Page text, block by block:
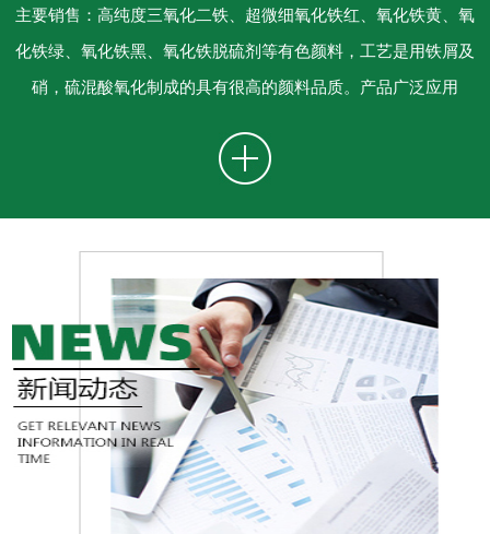
主要销售：高纯度三氧化二铁、超微细氧化铁红、氧化铁黄、氧
化铁绿、氧化铁黑、氧化铁脱硫剂等有色颜料，工艺是用铁屑及
硝，硫混酸氧化制成的具有很高的颜料品质。产品广泛应用